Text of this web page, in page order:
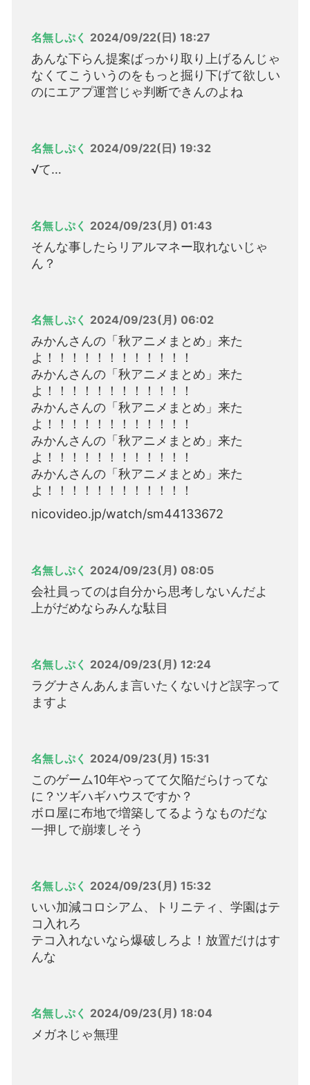
名無しぷく 2024/09/22(日) 18:27
あんな下らん提案ばっかり取り上げるんじゃ
なくてこういうのをもっと掘り下げて欲しい
のにエアプ運営じゃ判断できんのよね
名無しぷく 2024/09/22(日) 19:32
√て…
名無しぷく 2024/09/23(月) 01:43
そんな事したらリアルマネー取れないじゃ
ん？
名無しぷく 2024/09/23(月) 06:02
みかんさんの「秋アニメまとめ」来た
よ！！！！！！！！！！！！
みかんさんの「秋アニメまとめ」来た
よ！！！！！！！！！！！！
みかんさんの「秋アニメまとめ」来た
よ！！！！！！！！！！！！
みかんさんの「秋アニメまとめ」来た
よ！！！！！！！！！！！！
みかんさんの「秋アニメまとめ」来た
よ！！！！！！！！！！！！
nicovideo.jp/watch/sm44133672
名無しぷく 2024/09/23(月) 08:05
会社員ってのは自分から思考しないんだよ
上がだめならみんな駄目
名無しぷく 2024/09/23(月) 12:24
ラグナさんあんま言いたくないけど誤字って
ますよ
名無しぷく 2024/09/23(月) 15:31
このゲーム10年やってて欠陥だらけってな
に？ツギハギハウスですか？
ボロ屋に布地で増築してるようなものだな
一押しで崩壊しそう
名無しぷく 2024/09/23(月) 15:32
いい加減コロシアム、トリニティ、学園はテ
コ入れろ
テコ入れないなら爆破しろよ！放置だけはす
んな
名無しぷく 2024/09/23(月) 18:04
メガネじゃ無理